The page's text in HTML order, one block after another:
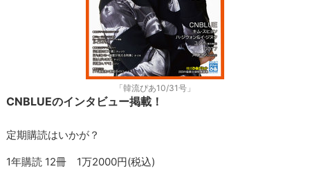
「韓流ぴあ10/31号」
CNBLUEのインタビュー掲載！
定期購読はいかが？
1年購読 12冊 1万2000円(税込)